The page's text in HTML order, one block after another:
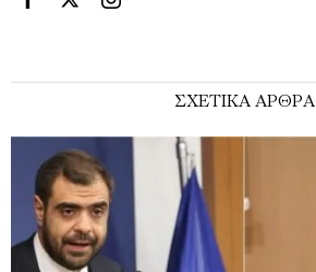
ΣΧΕΤΙΚΑ ΑΡΘΡΑ